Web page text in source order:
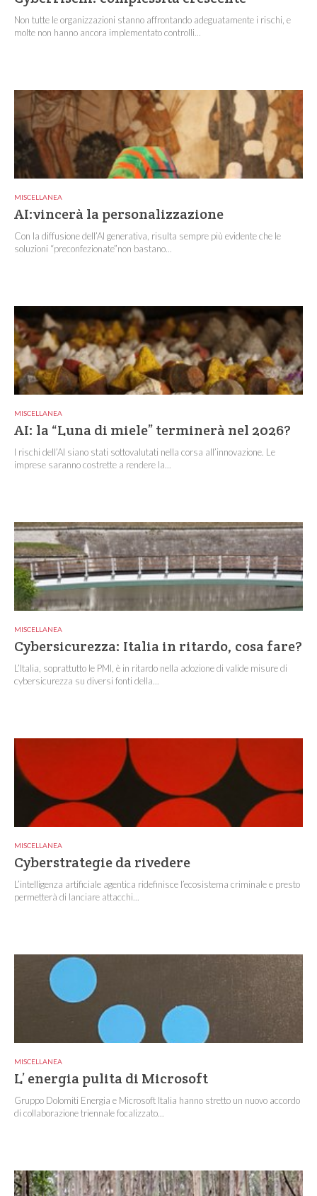
Non tutte le organizzazioni stanno affrontando adeguatamente i rischi, e
molte non hanno ancora implementato controlli...
MISCELLANEA
AI:vincerà la personalizzazione
Con la diffusione dell’AI generativa, risulta sempre più evidente che le
soluzioni “preconfezionate”non bastano...
MISCELLANEA
AI: la “Luna di miele” terminerà nel 2026?
I rischi dell’AI siano stati sottovalutati nella corsa all’innovazione. Le
imprese saranno costrette a rendere la...
MISCELLANEA
Cybersicurezza: Italia in ritardo, cosa fare?
L’Italia, soprattutto le PMI, è in ritardo nella adozione di valide misure di
cybersicurezza su diversi fonti della...
MISCELLANEA
Cyberstrategie da rivedere
L’intelligenza artificiale agentica ridefinisce l’ecosistema criminale e presto
permetterà di lanciare attacchi...
MISCELLANEA
L’ energia pulita di Microsoft
Gruppo Dolomiti Energia e Microsoft Italia hanno stretto un nuovo accordo
di collaborazione triennale focalizzato...